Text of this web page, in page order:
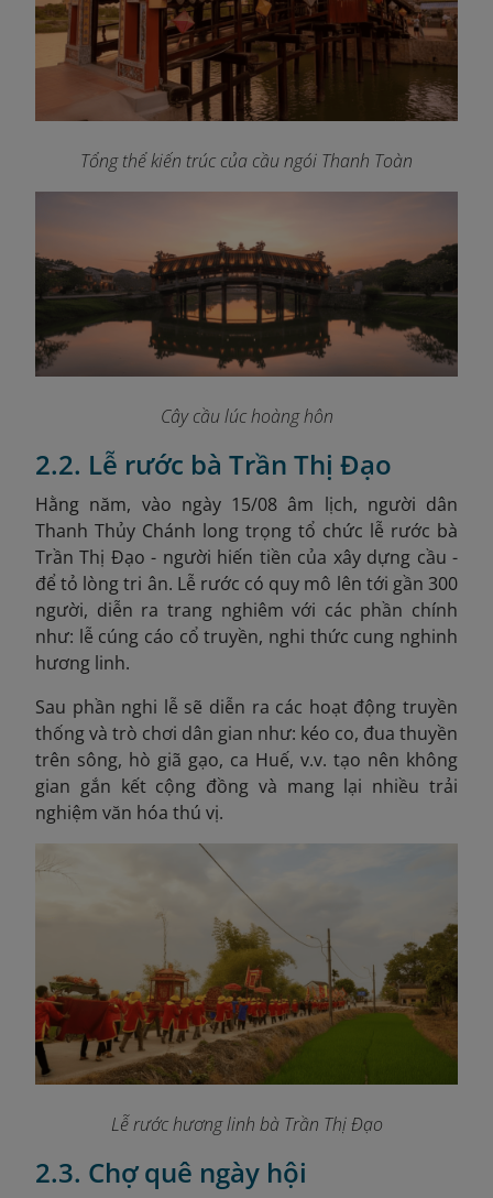
Tổng thể kiến trúc của cầu ngói Thanh Toàn
Cây cầu lúc hoàng hôn
2.2. Lễ rước bà Trần Thị Đạo
Hằng năm, vào ngày 15/08 âm lịch, người dân
Thanh Thủy Chánh long trọng tổ chức lễ rước bà
Trần Thị Đạo - người hiến tiền của xây dựng cầu -
để tỏ lòng tri ân. Lễ rước có quy mô lên tới gần 300
người, diễn ra trang nghiêm với các phần chính
như: lễ cúng cáo cổ truyền, nghi thức cung nghinh
hương linh.
Sau phần nghi lễ sẽ diễn ra các hoạt động truyền
thống và trò chơi dân gian như: kéo co, đua thuyền
trên sông, hò giã gạo, ca Huế, v.v. tạo nên không
gian gắn kết cộng đồng và mang lại nhiều trải
nghiệm văn hóa thú vị.
Lễ rước hương linh bà Trần Thị Đạo
2.3. Chợ quê ngày hội